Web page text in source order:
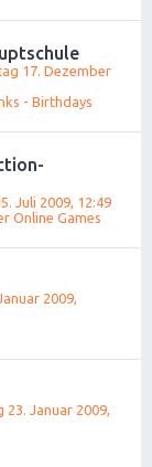
17. Dezember
- Birthdays
Juli 2009, 12:49
Online Games
2009,
23. Januar 2009,